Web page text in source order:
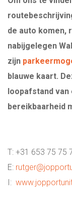
WIE ZIJN WIJ?
ONS TEAM
LOGIN
de auto komen,
nabijgelegen
zijn
blauwe kaart.
loopafstand van
bereikbaarheid
T: +31 653 75 75
E:
I: